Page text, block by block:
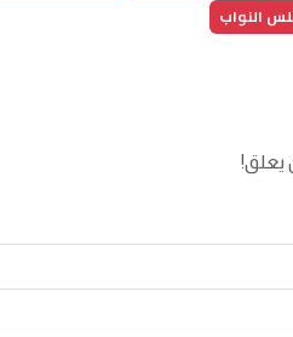
النواب
يعلق!